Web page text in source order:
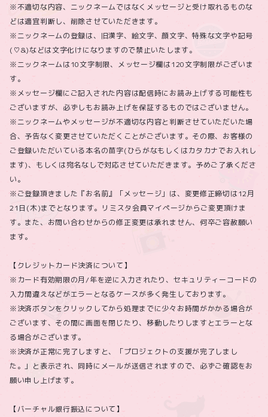
※不適切な内容、ニックネームではなくメッセージと受け取れるものな
どは適宜判断し、削除させていただきます。
※ニックネームの登録は、旧漢字、絵文字、顔文字、特殊な文字や記号
(♡&)などは文字化けになりますので禁止いたします。
※ニックネームは10文字制限、メッセージ欄は120文字制限がございま
す。
※メッセージ欄にご記入された内容は配信時にお読み上げする可能性も
ございますが、必ずしもお読み上げを保証するものではございません。
※ニックネームやメッセージが不適切な内容と判断させていただいた場
合、予告なく変更させていただくことがございます。その際、お客様の
ご登録いただいている本名の苗字(ひらがなもしくはカタカナでお入れし
ます)、もしくは宛名なしで対応させていただきます。予めご了承くださ
い。
※ご登録頂きました『お名前』「メッセージ」は、変更修正締切は12月
21日(木)までとなります。リミスタ会員マイページからご変更頂けま
す。また、お問い合わせからの修正変更は承れません、何卒ご容赦願い
ます。
【クレジットカード決済について】
※カード有効期限の月/年を逆に入力されたり、セキュリティーコードの
入力間違えなどがエラーとなるケースが多く発生しております。
※決済ボタンをクリックしてから処理までに少々お時間がかかる場合が
ございます、その間に画面を閉じたり、移動したりしますとエラーとな
る場合がございます。
※決済が正常に完了しますと、「プロジェクトの支援が完了しまし
た。」と表示され、同時にメールが送信されますので、必ずご確認をお
願い申し上げます。
【バーチャル銀行振込について】